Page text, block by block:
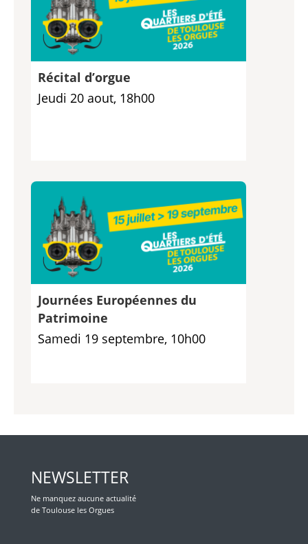
Récital d’orgue
Jeudi 20 aout, 18h00
Journées Européennes du
Patrimoine
Samedi 19 septembre, 10h00
NEWSLETTER
Ne manquez aucune actualité
de Toulouse les Orgues